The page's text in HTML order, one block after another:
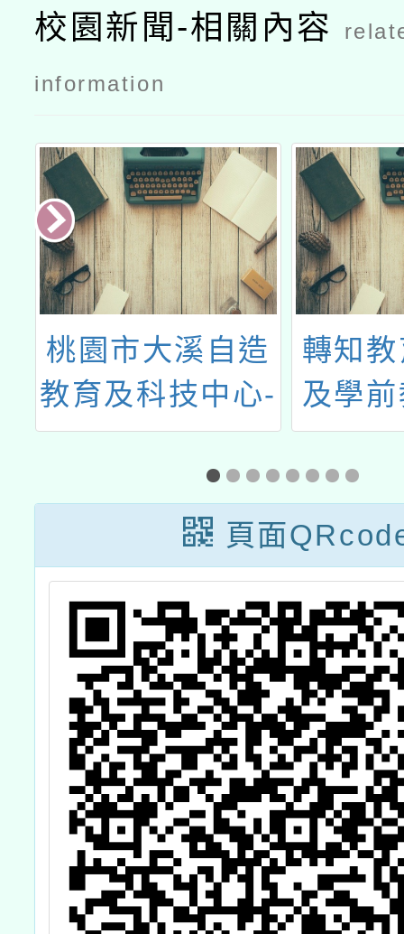
校園新聞-相關內容
information
桃園市大溪自造
教育及科技中心-
六月份教師研習
轉知
及學
請國
辦理
度原
與科
頁面